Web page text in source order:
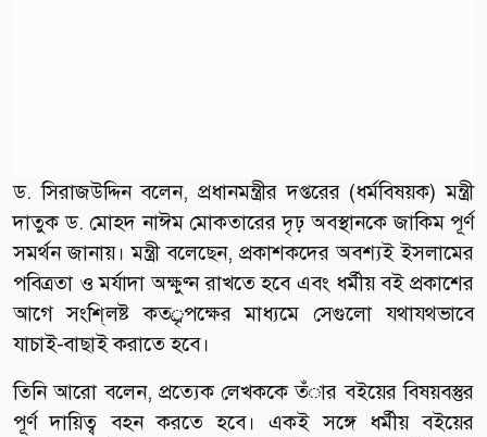
ড. সিরাজউদ্দিন বলেন, প্রধানমন্ত্রীর দপ্তরের (ধর্মবিষয়ক) মন্ত্রী
দাতুক ড. মোহদ নাঈম মোকতারের দৃঢ় অবস্থানকে জাকিম পূর্ণ
সমর্থন জানায়। মন্ত্রী বলেছেন, প্রকাশকদের অবশ্যই ইসলামের
পবিত্রতা ও মর্যাদা অক্ষুণ্ন রাখতে হবে এবং ধর্মীয় বই প্রকাশের
আগে সংশি্লষ্ট কতর্ৃপক্ষের মাধ্যমে সেগুলো যথাযথভাবে
যাচাই-বাছাই করাতে হবে।
তিনি আরো বলেন, প্রত্যেক লেখককে তঁার বইয়ের বিষয়বস্তুর
পূর্ণ দায়িত্ব বহন করতে হবে। একই সঙ্গে ধর্মীয় বইয়ের